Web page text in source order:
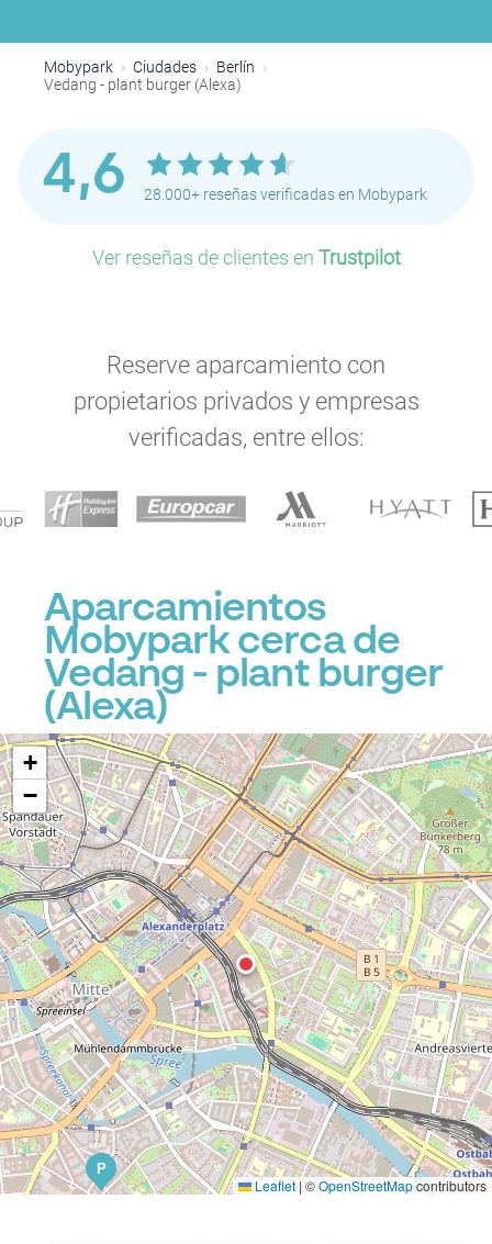
Mobypark Ciudades
Berlín
Vedang - ️plant burger ️(Alexa)
4,6 28.000+ reseñas verificadas en Mobypark
Ver reseñas de clientes en Trustpilot
Reserve aparcamiento con
propietarios privados y empresas
verificadas, entre ellos:
Aparcamientos
Mobypark cerca de
Vedang - ️plant burger
️(Alexa)
P
+
−
Leaflet | ©OpenStreetMapcontributors